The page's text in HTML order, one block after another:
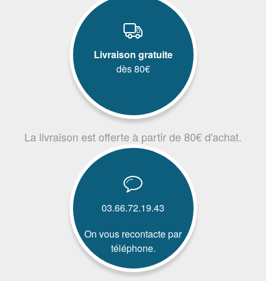
Livraison gratuite
dès 80€
La livraison est offerte à partir de 80€ d'achat.
03.66.72.19.43
On vous recontacte par
téléphone.